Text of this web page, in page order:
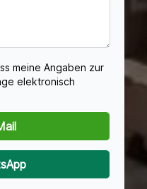
meine Angaben zur
elektronisch